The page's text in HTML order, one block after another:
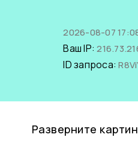
2026-08-07
Ваш IP:
ID запроса:
Разверните